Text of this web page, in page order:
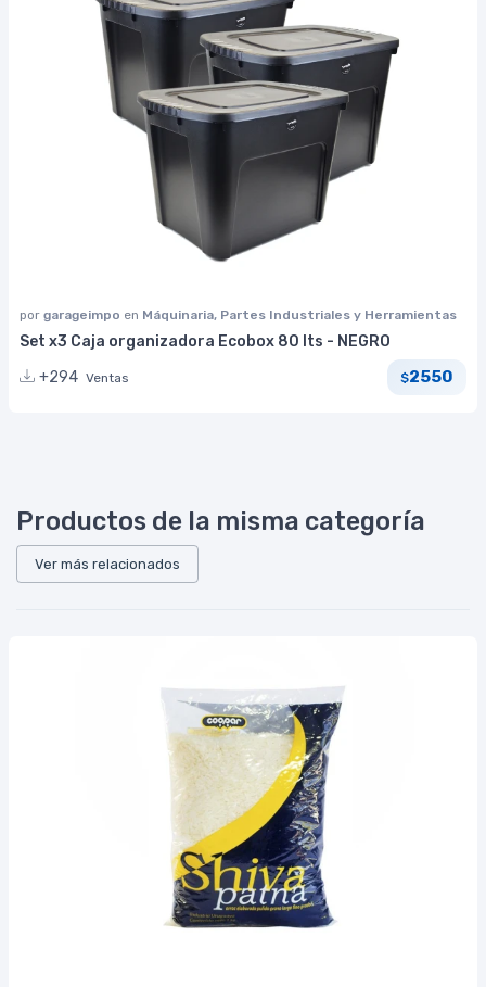
por garageimpo en Máquinaria, Partes Industriales y Herramientas
Set x3 Caja organizadora Ecobox 80 lts - NEGRO
+294 Ventas $2550
Productos de la misma categoría
Ver más relacionados